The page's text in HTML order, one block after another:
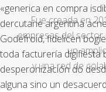
«generica en compra
dercutane argentina
Godefroid, fidelicen
toda facturería digifiesta
desperonización do
alguna sino un
Fue creada en
empresas del
un
y una red de